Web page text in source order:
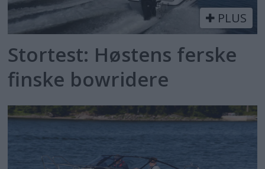
PLUS
Stortest: Høstens ferske
finske bowridere